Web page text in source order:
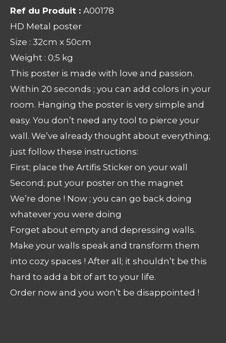
Ref du Produit : A00178
HD Metal poster
Size : 32cm x 50cm
Weight : 0;5 kg
This poster is made with love and passion.
Within 20 seconds ; you can add colors in your
room. Hanging the poster is very simple and
easy. You don’t need any tool to pierce your
wall. We’ve already thought about everything;
just follow these instructions:
First; place the Artifis Sticker on your wall
Second; put your poster on the magnet
We’re done ! Now ; you can go back doing
whatever you were doing
Forget about empty and depressing walls.
Make your walls speak and transform them
into cozy spaces ! After all; it shouldn’t be this
hard to add a bit of art to your life.
Order now and you won’t be disappointed !